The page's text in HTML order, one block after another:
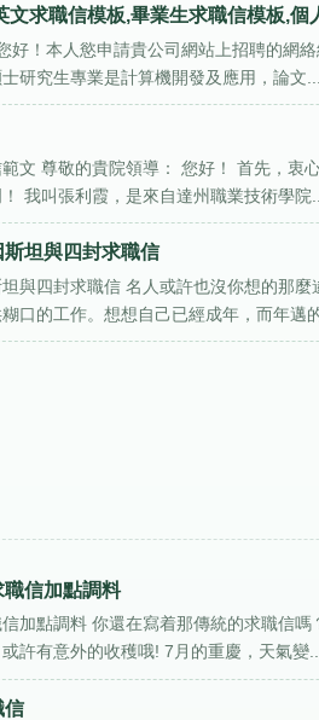
文求職信模板,畢業生求職信模板,個
好！本人慾申請貴公司網站上招聘的網
研究生專業是計算機開發及應用，論文...
文 尊敬的貴院領導： 您好！ 首先，衷
我叫張利霞，是來自達州職業技術學院...
坦與四封求職信
與四封求職信 名人或許也沒你想的那
口的工作。想想自己已經成年，而年邁的
信加點調料
加點調料 你還在寫着那傳統的求職信
許有意外的收穫哦! 7月的重慶，天氣變...
信